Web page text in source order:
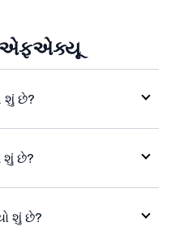
એફએક્યૂ
શું છે?
શું છે?
શું છે?